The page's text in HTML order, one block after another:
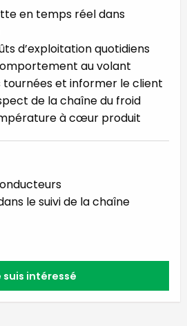
en temps réel dans
d’exploitation quotidiens
au volant
tournées et informer le client
de la chaîne du froid
à cœur produit
le suivi de la chaîne
suis intéressé